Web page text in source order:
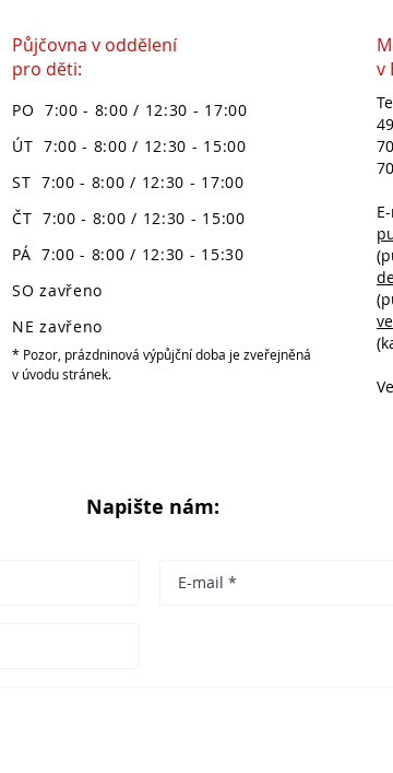
Půjčovna v oddělení
pro děti:
PO 7:00 - 8:00 / 12:30 - 17:00
ÚT 7:00 - 8:00 / 12:30 - 15:00
ST 7:00 - 8:00 / 12:30 - 17:00
ČT 7:00 - 8:00 / 12:30 - 15:00
PÁ 7:00 - 8:00 / 12:30 - 15:30
SO zavřeno
NE zavřeno
* Pozor, prázdninová výpůjční doba je zveřejněná
v úvodu stránek.
v
Napište nám: